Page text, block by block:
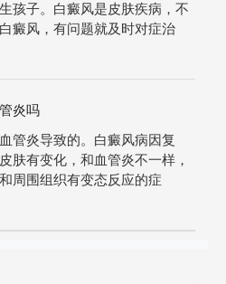
孩子。白癜风是皮肤疾病，不
癜风，有问题就及时对症治
炎吗
管炎导致的。白癜风病因复
肤有变化，和血管炎不一样，
周围组织有变态反应的症